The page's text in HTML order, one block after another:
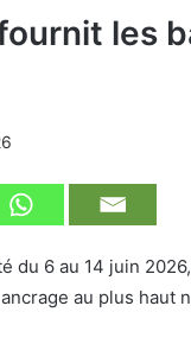
fournit les
du 6 au 14 juin
au plus haut